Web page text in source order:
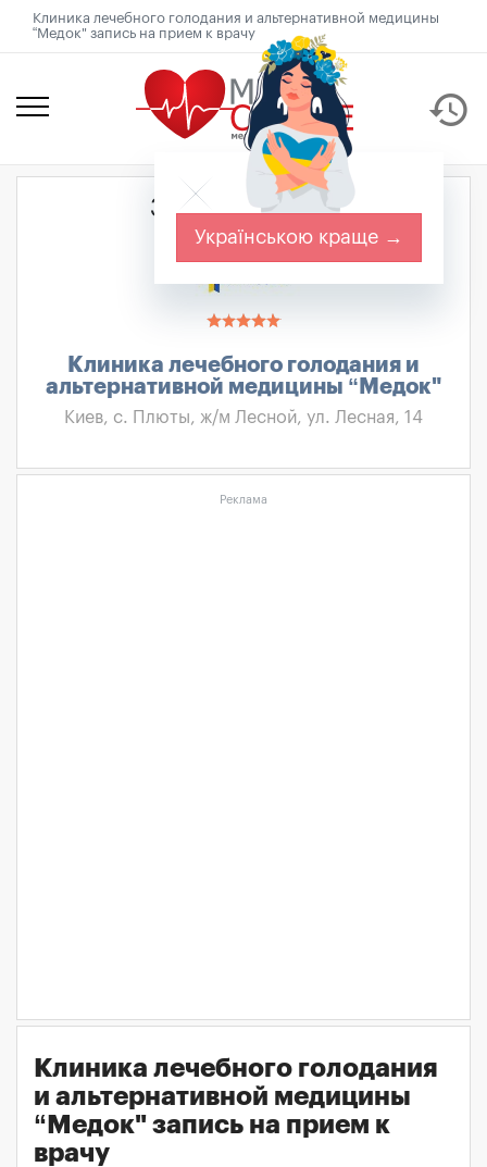
Клиника лечебного голодания и альтернативной медицины
“Медок" запись на прием к врачу
history
Запись к врачу
Клиника лечебного голодания и
альтернативной медицины “Медок"
Киев, с. Плюты, ж/м Лесной, ул. Лесная, 14
Реклама
Клиника лечебного голодания
и альтернативной медицины
“Медок" запись на прием к
врачу
Українською краще →